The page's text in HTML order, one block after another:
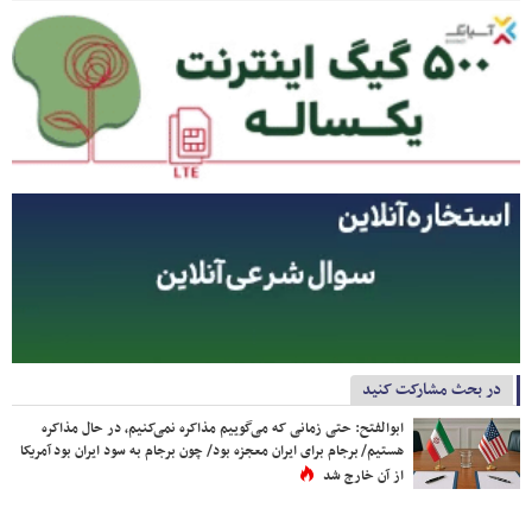
در بحث مشارکت کنید
ابوالفتح: حتی زمانی که می‌گوییم مذاکره نمی‌کنیم، در حال مذاکره
هستیم/ برجام برای ایران معجزه بود/ چون برجام به سود ایران بود آمریکا
از آن خارج شد